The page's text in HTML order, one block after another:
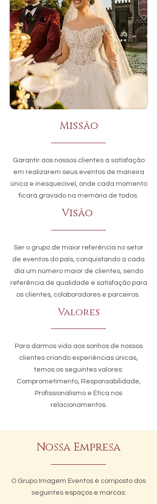
Missão
Garantir aos nossos clientes a satisfação
em realizarem seus eventos de maneira
única e inesquecível, onde cada momento
ficará gravado na memória de todos.
Visão
Ser o grupo de maior referência no setor
de eventos do país, conquistando a cada
dia um número maior de clientes, sendo
referência de qualidade e satisfação para
os clientes, colaboradores e parceiros.
Valores
Para darmos vida aos sonhos de nossos
clientes criando experiências únicas,
temos os seguintes valores:
Comprometimento, Responsabilidade,
Profissionalismo e Ética nos
relacionamentos.
Nossa Empresa
O Grupo Imagem Eventos é composto dos
seguintes espaços e marcas: